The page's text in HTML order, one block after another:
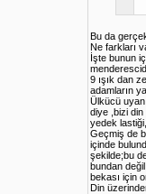
Bu da
Ne farkları
İşte bunun
9 ışık dan
adamların
Ülkücü
diye ,bizi
yedek
Geçmiş de
içinde
şekilde;bu
bundan
bekası için
Din